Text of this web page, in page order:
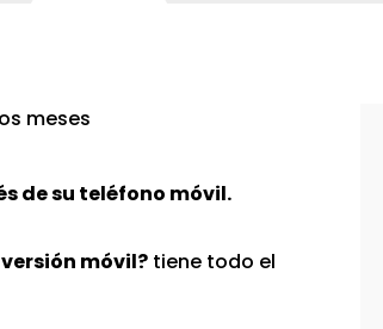
meses
de su teléfono móvil.
móvil? tiene todo el